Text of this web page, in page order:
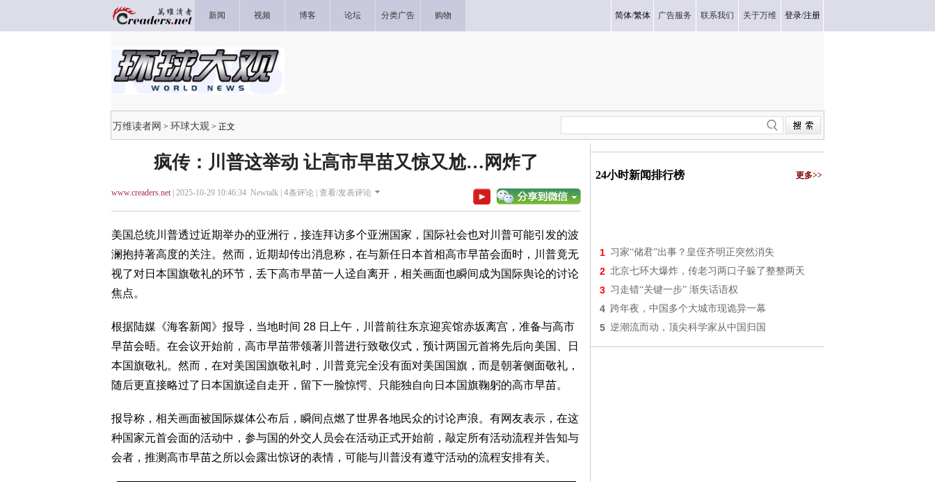
新闻 视频 博客 论坛 分类广告 购物 简体/繁体 广告服务 联系我们 关于万维 登录/注册
万维读者网 > 环球大观 > 正文
疯传：川普这举动 让高市早苗又惊又尬…网炸了
www.creaders.net| 2025-10-29 10:46:34 Newtalk | 4条评论 | 查看/发表评论
美国总统川普透过近期举办的亚洲行，接连拜访多个亚洲国家，国际社会也对川普可能引发的波
澜抱持著高度的关注。然而，近期却传出消息称，在与新任日本首相高市早苗会面时，川普竟无
视了对日本国旗敬礼的环节，丢下高市早苗一人迳自离开，相关画面也瞬间成为国际舆论的讨论
焦点。
根据陆媒《海客新闻》报导，当地时间 28 日上午，川普前往东京迎宾馆赤坂离宫，准备与高市
早苗会晤。在会议开始前，高市早苗带领著川普进行致敬仪式，预计两国元首将先后向美国、日
本国旗敬礼。然而，在对美国国旗敬礼时，川普竟完全没有面对美国国旗，而是朝著侧面敬礼，
随后更直接略过了日本国旗迳自走开，留下一脸惊愕、只能独自向日本国旗鞠躬的高市早苗。
报导称，相关画面被国际媒体公布后，瞬间点燃了世界各地民众的讨论声浪。有网友表示，在这
种国家元首会面的活动中，参与国的外交人员会在活动正式开始前，敲定所有活动流程并告知与
会者，推测高市早苗之所以会露出惊讶的表情，可能与川普没有遵守活动的流程安排有关。
24小时新闻排行榜 更多>>
1 习家“储君”出事？皇侄齐明正突然消失
2 北京七环大爆炸，传老习两口子躲了整整两天
3 习走错“关键一步” 渐失话语权
4 跨年夜，中国多个大城市现诡异一幕
5 逆潮流而动，顶尖科学家从中国归国